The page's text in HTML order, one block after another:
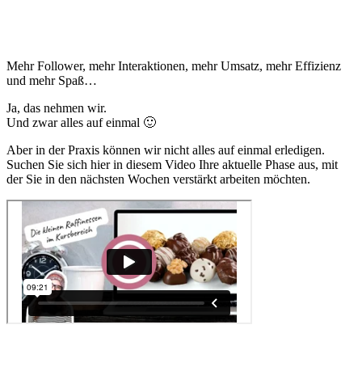
Mehr Follower, mehr Interaktionen, mehr Umsatz, mehr Effizienz
und mehr Spaß…
Ja, das nehmen wir.
Und zwar alles auf einmal 🙂
Aber in der Praxis können wir nicht alles auf einmal erledigen.
Suchen Sie sich hier in diesem Video Ihre aktuelle Phase aus, mit
der Sie in den nächsten Wochen verstärkt arbeiten möchten.